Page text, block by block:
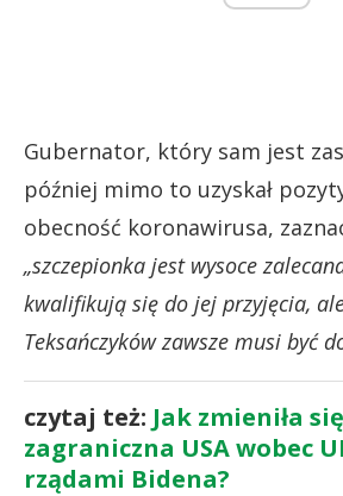
Gubernator, który sam jest
później mimo to uzyskał
obecność koronawirusa,
„szczepionka jest wysoce
kwalifikują się do jej przyjęcia,
Teksańczyków zawsze musi być
czytaj też: Jak zmieniła
zagraniczna USA wobec
rządami Bidena?